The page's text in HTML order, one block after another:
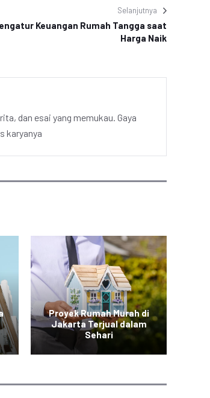
Selanjutnya
Keuangan Rumah Tangga saat
Harga Naik
dan esai yang memukau. Gaya
karyanya
Proyek Rumah Murah di
Jakarta Terjual dalam
Sehari